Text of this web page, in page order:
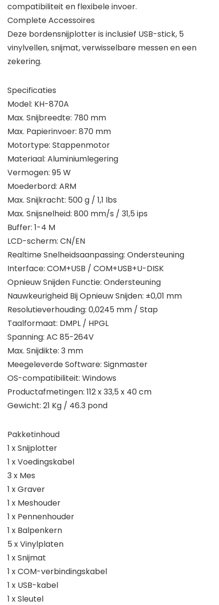
compatibiliteit en flexibele invoer.
Complete Accessoires
Deze bordensnijplotter is inclusief USB-stick, 5
vinylvellen, snijmat, verwisselbare messen en een
zekering.
Specificaties
Model: KH-870A
Max. Snijbreedte: 780 mm
Max. Papierinvoer: 870 mm
Motortype: Stappenmotor
Materiaal: Aluminiumlegering
Vermogen: 95 W
Moederbord: ARM
Max. Snijkracht: 500 g / 1,1 lbs
Max. Snijsnelheid: 800 mm/s / 31,5 ips
Buffer: 1-4 M
LCD-scherm: CN/EN
Realtime Snelheidsaanpassing: Ondersteuning
Interface: COM+USB / COM+USB+U-DISK
Opnieuw Snijden Functie: Ondersteuning
Nauwkeurigheid Bij Opnieuw Snijden: ±0,01 mm
Resolutieverhouding: 0,0245 mm / Stap
Taalformaat: DMPL / HPGL
Spanning: AC 85-264V
Max. Snijdikte: 3 mm
Meegeleverde Software: Signmaster
OS-compatibiliteit: Windows
Productafmetingen: 112 x 33,5 x 40 cm
Gewicht: 21 Kg / 46.3 pond
Pakketinhoud
1 x Snijplotter
1 x Voedingskabel
3 x Mes
1 x Graver
1 x Meshouder
1 x Pennenhouder
1 x Balpenkern
5 x Vinylplaten
1 x Snijmat
1 x COM-verbindingskabel
1 x USB-kabel
1 x Sleutel